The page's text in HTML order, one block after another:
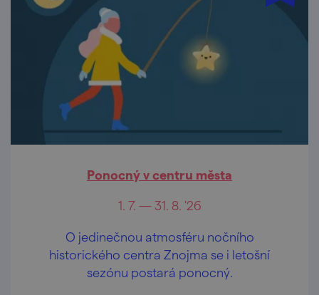
Ponocný v centru města
1. 7. — 31. 8. '26
O jedinečnou atmosféru nočního
historického centra Znojma se i letošní
sezónu postará ponocný.